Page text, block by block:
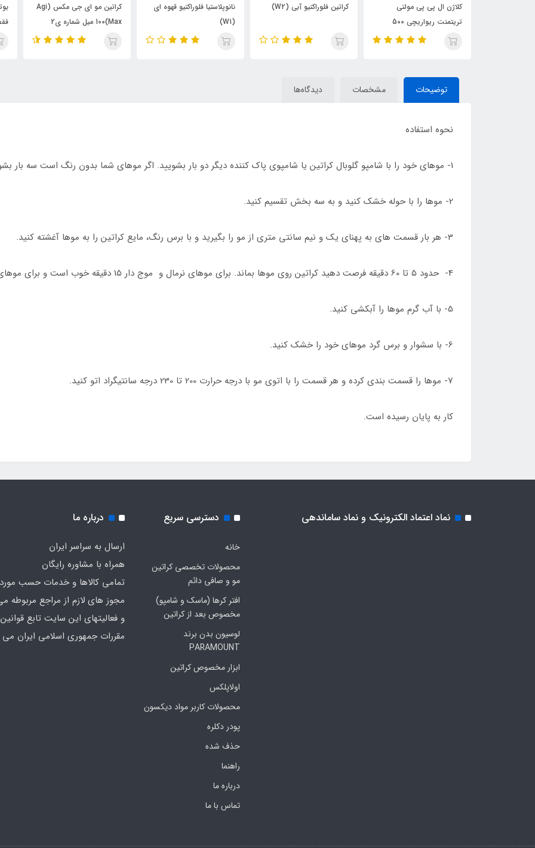
کراتین فلوراکتیو آبی (W2)
نانوپلاستیا فلوراکتیو قهوه ای
Max)100 میل شماره ی2
بوتاکس مو اینوآر(100میل)
فقط شماره(2)Inoar
BotoHair
توضیحات مشخصات دیدگاه‌ها
نحوه استفاده
1- موهای خود را با شامپو گلوبال کراتین یا شامپوی پاک کننده دیگر دو بار بشویید. اگر موهای شما بدون رنگ است سه بار بشویید.
2- موها را با حوله خشک کنید و به سه بخش تقسیم کنید.
3- هر بار قسمت های به پهنای یک و نیم سانتی متری از مو را بگیرید و با برس رنگ، مایع کراتین را به موها آغشته کنید.
4- حدود 5 تا 60 دقیقه فرصت دهید کراتین روی موها بماند. برای موهای نرمال و موج دار 15 دقیقه خوب است و برای موهای ضخیم و فرهای مقاوم تا 60 دقیقه فرصت دهید.
5- با آب گرم موها را آبکشی کنید.
6- با سشوار و برس گرد موهای خود را خشک کنید.
7- موها را قسمت بندی کرده و هر قسمت را با اتوی مو با درجه حرارت 200 تا 230 درجه سانتیگراد اتو کنید.
کار به پایان رسیده است.
نماد اعتماد الکترونیک و نماد ساماندهی دسترسی سریع
خانه
محصولات تخصصی کراتین
مو و صافی دائم
افتر کرها (ماسک و شامپو)
مخصوص بعد از کراتین
لوسیون بدن برند
PARAMOUNT
ابزار مخصوص کراتین
اولاپلکس
محصولات کاربر مواد دیکسون
پودر دکلره
حذف شده
راهنما
درباره ما
تماس با ما
درباره ما
ارسال به سراسر ایران
همراه با مشاوره رایگان
تمامی کالاها و خدمات حسب
مجوز های لازم از مراجع مربوطه
و فعالیتهای این سایت تابع
مقررات جمهوری اسلامی ایران